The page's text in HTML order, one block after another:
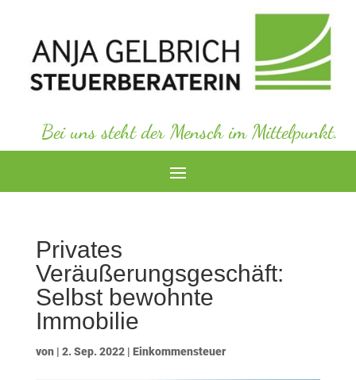
Bei uns steht der Mensch im Mittelpunkt.
Privates
Veräußerungsgeschäft:
Selbst bewohnte
Immobilie
von | 2. Sep. 2022| Einkommensteuer